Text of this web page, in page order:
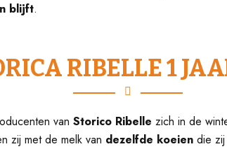
blijft.
RIBELLE 1
van Storico Ribelle zich in de
zij met de melk van dezelfde koeien die